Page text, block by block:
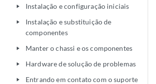
play_arrow Instalação e configuração iniciais
play_arrow
Instalação e substituição de
componentes
play_arrow Manter o chassi e os componentes
play_arrow Hardware de solução de problemas
play_arrow
Entrando em contato com o suporte